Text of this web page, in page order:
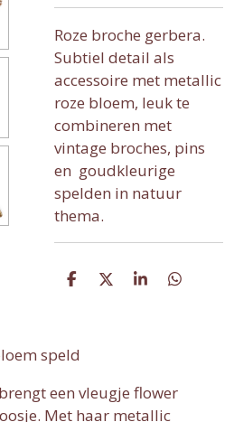
Roze broche gerbera.
Subtiel detail als
accessoire met metallic
roze bloem, leuk te
combineren met
vintage broches, pins
en goudkleurige
spelden in natuur
thema.
D
n
D
S
D
speld
een vleugje flower
Met haar metallic